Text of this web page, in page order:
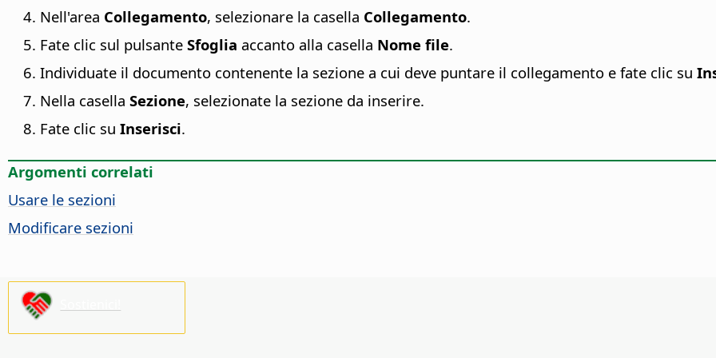
Nell'area Collegamento, selezionare la casella Collegamento.
Fate clic sul pulsante Sfoglia accanto alla casella Nome file.
Individuate il documento contenente la sezione a cui deve puntare il collegamento e fate clic su
Nella casella Sezione, selezionate la sezione da inserire.
Fate clic su Inserisci.
Argomenti correlati
Usare le sezioni
Modificare sezioni